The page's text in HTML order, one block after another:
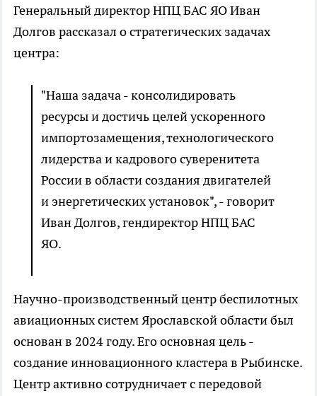
Генеральный директор НПЦ БАС ЯО Иван
Долгов рассказал о стратегических задачах
центра:
"Наша задача - консолидировать
ресурсы и достичь целей ускоренного
импортозамещения, технологического
лидерства и кадрового суверенитета
России в области создания двигателей
и энергетических установок", - говорит
Иван Долгов, гендиректор НПЦ БАС
ЯО.
Научно-производственный центр беспилотных
авиационных систем Ярославской области был
основан в 2024 году. Его основная цель -
создание инновационного кластера в Рыбинске.
Центр активно сотрудничает с передовой